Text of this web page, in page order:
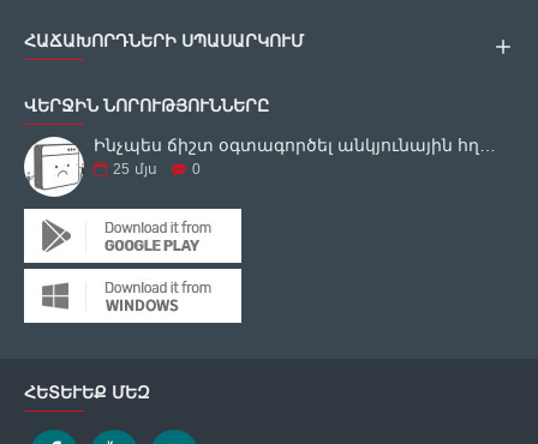
ՀԱՃԱԽՈՐԴՆԵՐԻ ՍՊԱՍԱՐԿՈՒՄ
ՎԵՐՋԻՆ ՆՈՐՈՒԹՅՈՒՆՆԵՐԸ
25 մյս 0
ՀԵՏԵՒԵՔ ՄԵԶ